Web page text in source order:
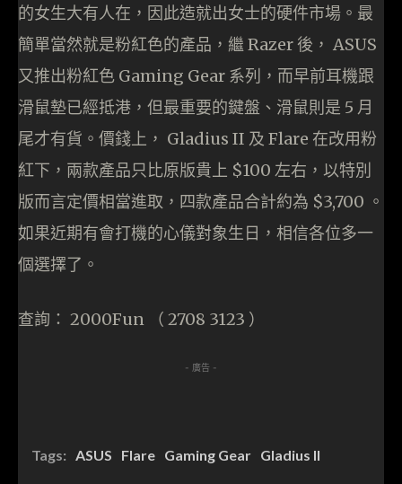
的女生大有人在，因此造就出女士的硬件市場。最
簡單當然就是粉紅色的產品，繼 Razer 後， ASUS
又推出粉紅色 Gaming Gear 系列，而早前耳機跟
滑鼠墊已經抵港，但最重要的鍵盤、滑鼠則是 5 月
尾才有貨。價錢上， Gladius II 及 Flare 在改用粉
紅下，兩款產品只比原版貴上 $100 左右，以特別
版而言定價相當進取，四款產品合計約為 $3,700 。
如果近期有會打機的心儀對象生日，相信各位多一
個選擇了。
查詢： 2000Fun （ 2708 3123 ）
- 廣告 -
Tags: ASUS Flare Gaming Gear Gladius II